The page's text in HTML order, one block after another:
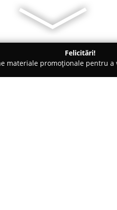
Felicitări!
materiale promoționale pentru a